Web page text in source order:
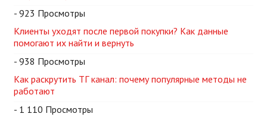
- 923 Просмотры
Клиенты уходят после первой покупки? Как данные
помогают их найти и вернуть
- 938 Просмотры
Как раскрутить ТГ канал: почему популярные методы не
работают
- 1 110 Просмотры